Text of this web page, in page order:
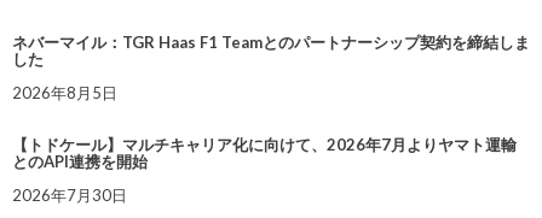
ネバーマイル：TGR Haas F1 Teamとのパートナーシップ契約を締結しま
した
2026年8月5日
【トドケール】マルチキャリア化に向けて、2026年7月よりヤマト運輸
とのAPI連携を開始
2026年7月30日